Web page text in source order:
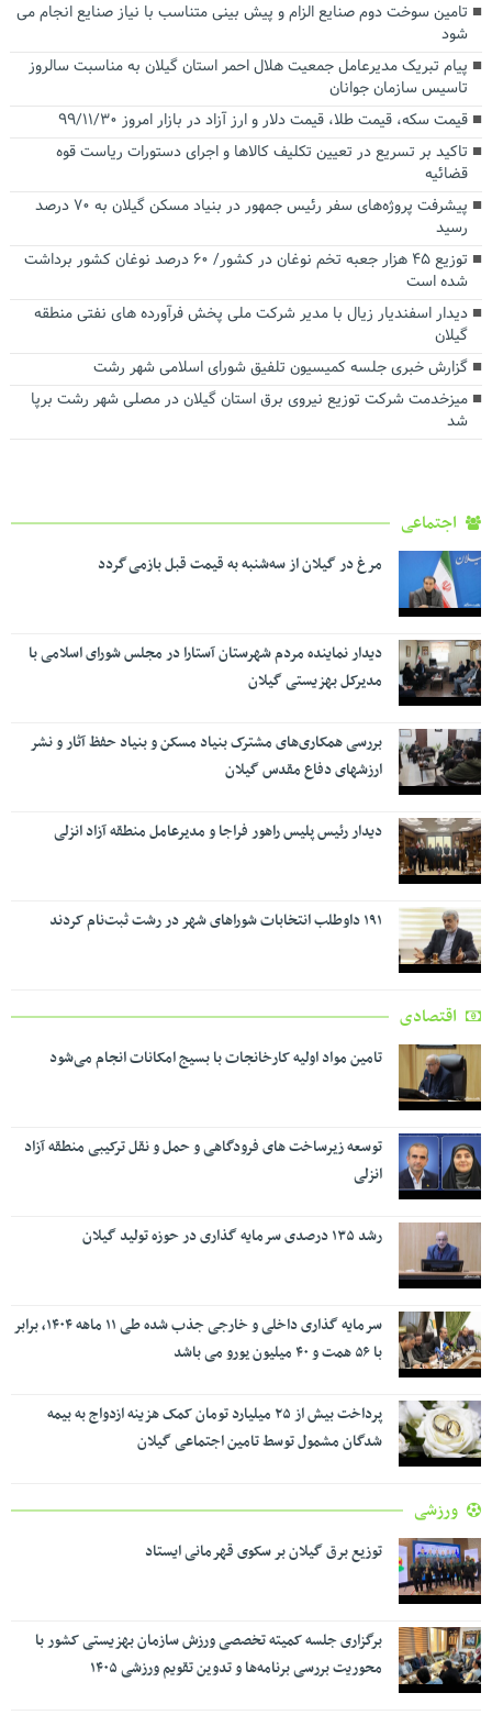
تامین سوخت دوم صنایع الزام و پیش بینی متناسب با نیاز صنایع انجام می
شود
پیام تبریک مدیرعامل جمعیت هلال احمر استان گیلان به مناسبت سالروز
تاسیس سازمان جوانان
قیمت سکه، قیمت طلا، قیمت دلار و ارز آزاد در بازار امروز ۹۹/۱۱/۳۰
تاکید بر تسریع در تعیین تکلیف کالاها و اجرای دستورات ریاست قوه
قضائیه
پیشرفت پروژه‌های سفر رئیس جمهور در بنیاد مسکن گیلان به ۷۰ درصد
رسید
توزیع ۴۵ هزار جعبه تخم نوغان در کشور/ ۶۰ درصد نوغان کشور برداشت
شده است
دیدار اسفندیار زیال با مدیر شرکت ملی پخش فرآورده های نفتی منطقه
گیلان
گزارش خبری جلسه کمیسیون تلفیق شورای اسلامی شهر رشت
میزخدمت شرکت توزیع نیروی برق استان گیلان در مصلی شهر رشت برپا
شد
اجتماعی
مرغ در گیلان از سه‌شنبه به قیمت قبل بازمی گردد
دیدار نماینده مردم شهرستان آستارا در مجلس شورای اسلامی با
مدیرکل بهزیستی گیلان
بررسی همکاری‌های مشترک بنیاد مسکن و بنیاد حفظ آثار و نشر
ارزشهای دفاع مقدس گیلان
دیدار رئیس پلیس راهور فراجا و مدیرعامل منطقه آزاد انزلی
۱۹۱ داوطلب انتخابات شوراهای شهر در رشت ثبت‌نام کردند
اقتصادی
تامین مواد اولیه کارخانجات با بسیج امکانات انجام می‌شود
توسعه زیرساخت های فرودگاهی و حمل و نقل ترکیبی منطقه آزاد
انزلی
رشد ۱۳۵ درصدی سرمایه گذاری در حوزه تولید گیلان
سرمایه گذاری داخلی و خارجی جذب شده طی ۱۱ ماهه ۱۴۰۴، برابر
با ۵۶ همت و ۴۰ میلیون یورو می باشد
پرداخت بیش از ۲۵ میلیارد تومان کمک هزینه ازدواج به بیمه
شدگان مشمول توسط تامین اجتماعی گیلان
ورزشی
توزیع برق گیلان بر سکوی قهرمانی ایستاد
برگزاری جلسه کمیته تخصصی ورزش سازمان بهزیستی کشور با
محوریت بررسی برنامه‌ها و تدوین تقویم ورزشی ۱۴۰۵